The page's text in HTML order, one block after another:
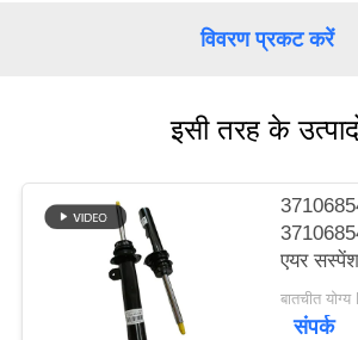
PRIVACY
POLICY
विवरण प्रकट करें
इसी तरह के
एयर
कूपर
लेफ्ट राइट
बातचीत
संपर्क